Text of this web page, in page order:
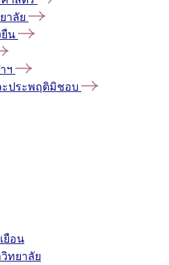
าลัย
ยืน
ฯ
ะประพฤติมิชอบ
ยือน
ทยาลัย